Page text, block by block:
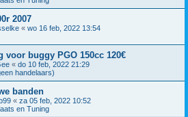
2007
« wo 16 feb, 2022 13:54
voor buggy PGO 150cc 120€
« do 10 feb, 2022 21:29
handelaars)
banden
« za 05 feb, 2022 10:52
en Tuning